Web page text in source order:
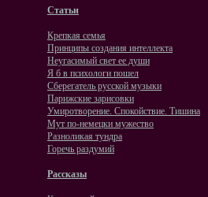
Статьи
Крепкая семья
Принципы создания интеллекта
Неугасимый свет ее души
Я б в психологи пошел
Сберегатель русской музыки
Парижские зарисовки
Умиротворение. Спокойствие. Тишина
Мут по-немецки мужество
Разноликая тундра
Горечь раздумий
Рассказы